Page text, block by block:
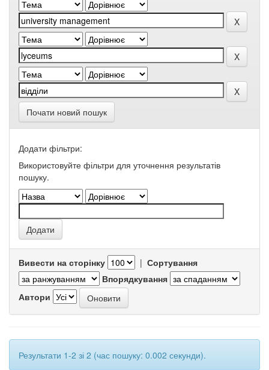
Почати новий пошук
Додати фільтри:
Використовуйте фільтри для уточнення результатів
пошуку.
Вивести на сторінку | Сортування
Впорядкування
Автори
Результати 1-2 зі 2 (час пошуку: 0.002 секунди).